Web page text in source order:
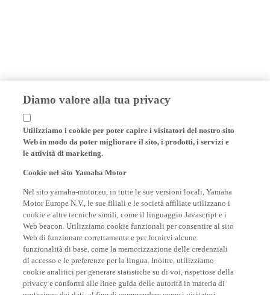
Diamo valore alla tua privacy
Utilizziamo i cookie per poter capire i visitatori del nostro sito
Web in modo da poter migliorare il sito, i prodotti, i servizi e
le attività di marketing.
Motor Europe N.V., le sue filiali e le società affiliate utilizzano i
cookie e altre tecniche simili, come il linguaggio Javascript e i
Web beacon. Utilizziamo cookie funzionali per consentire al sito
Web di funzionare correttamente e per fornirvi alcune
funzionalità di base, come la memorizzazione delle credenziali
di accesso e le preferenze per la lingua. Inoltre, utilizziamo
cookie analitici per generare statistiche su di voi, rispettose della
privacy e conformi alle linee guida delle autorità in materia di
protezione dei dati, al fine di comprendere come i visitatori